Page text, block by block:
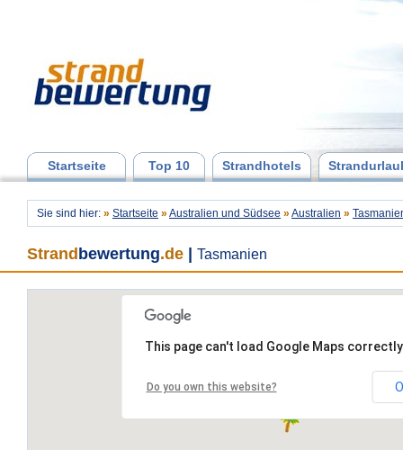
Startseite Top 10 Strandhotels
Sie sind hier: » Startseite » Australien und Südsee » Australien »
Strand bewertung.de Tasmanien
This page can't load Google Maps
Do you own this website?